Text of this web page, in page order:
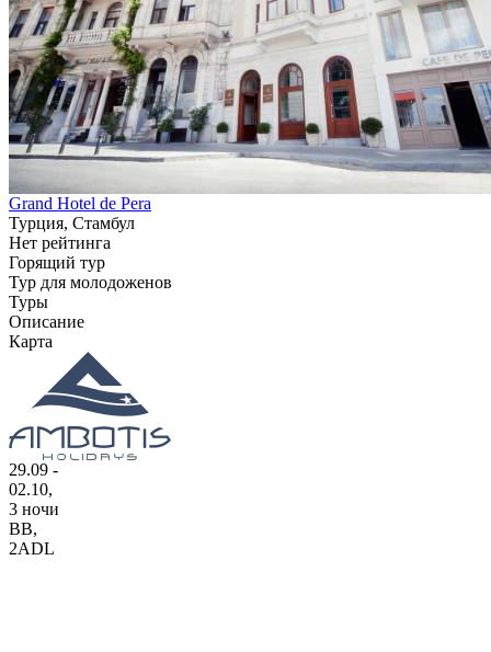
Grand Hotel de Pera
Турция, Стамбул
Нет рейтинга
Горящий тур
Тур для молодоженов
Туры
Описание
Карта
29.09 -
02.10,
3 ночи
BB,
2ADL